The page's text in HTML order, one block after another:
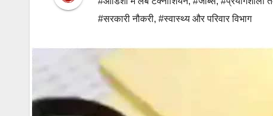
#सरकारी नौकरी, #स्वास्थ्य और परिवार विभाग